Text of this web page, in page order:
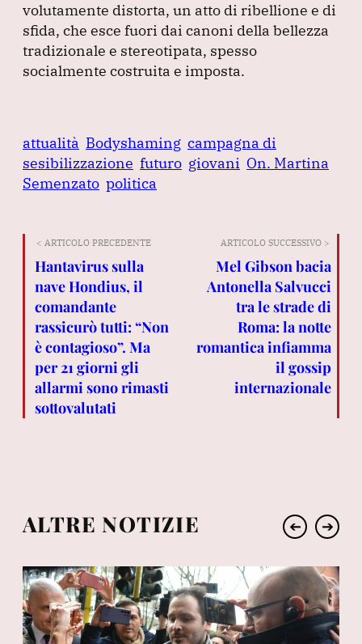
volutamente distorta, un atto di ribellione e di
sfida, che esce fuori dai canoni della bellezza
tradizionale e stereotipata, spesso
socialmente costruita e imposta.
attualità Bodyshaming campagna di
sesibilizzazione futuro giovani On. Martina
Semenzato politica
< ARTICOLO PRECEDENTE
Hantavirus sulla
nave Hondius, il
comandante
rassicurò tutti: “Non
è contagioso”. Ma
per 21 giorni gli
allarmi sono rimasti
sottovalutati
ARTICOLO SUCCESSIVO >
Mel Gibson bacia
Antonella Salvucci
tra le strade di
Roma: la notte
romantica infiamma
il gossip
internazionale
ALTRE NOTIZIE ➔ ➔